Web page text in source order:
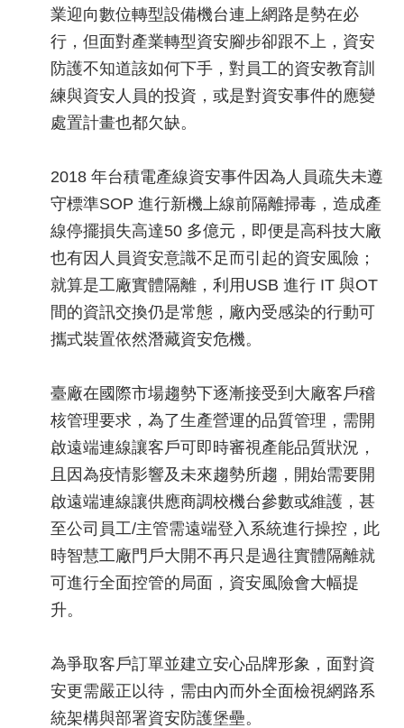
業迎向數位轉型設備機台連上網路是勢在必
行，但面對產業轉型資安腳步卻跟不上，資安
防護不知道該如何下手，對員工的資安教育訓
練與資安人員的投資，或是對資安事件的應變
處置計畫也都欠缺。
2018 年台積電產線資安事件因為人員疏失未遵
守標準SOP 進行新機上線前隔離掃毒，造成產
線停擺損失高達50 多億元，即便是高科技大廠
也有因人員資安意識不足而引起的資安風險；
就算是工廠實體隔離，利用USB 進行 IT 與OT
間的資訊交換仍是常態，廠內受感染的行動可
攜式裝置依然潛藏資安危機。
臺廠在國際市場趨勢下逐漸接受到大廠客戶稽
核管理要求，為了生產營運的品質管理，需開
啟遠端連線讓客戶可即時審視產能品質狀況，
且因為疫情影響及未來趨勢所趨，開始需要開
啟遠端連線讓供應商調校機台參數或維護，甚
至公司員工/主管需遠端登入系統進行操控，此
時智慧工廠門戶大開不再只是過往實體隔離就
可進行全面控管的局面，資安風險會大幅提
升。
為爭取客戶訂單並建立安心品牌形象，面對資
安更需嚴正以待，需由內而外全面檢視網路系
統架構與部署資安防護堡壘。